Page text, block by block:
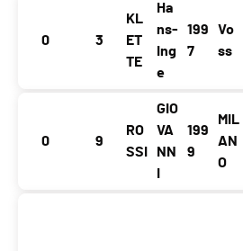
0 3
KL
ET
TE
Ha
ns-
Ing
e
199
7
Vo
ss
0 9
RO
SSI
GIO
VA
NN
199
9
MIL
AN
O